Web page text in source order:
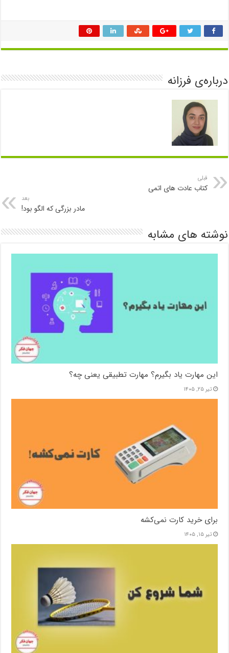
درباره‌ی فرزانه
قبلی
کتاب عادت های‌ اتمی
بعد
مادر بزرگی که الگو بود!
نوشته های مشابه
این مهارت یاد بگیرم؟ مهارت تطبیقی یعنی چه؟
تیر ۲۵, ۱۴۰۵
برای خرید کارت نمی‌‌کشه
تیر ۱۵, ۱۴۰۵